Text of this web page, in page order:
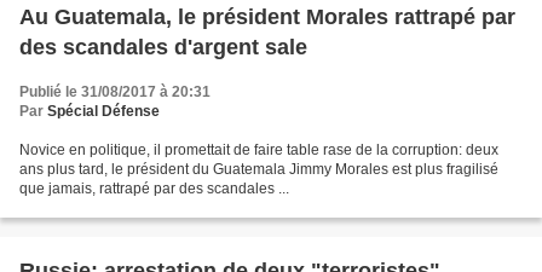
Au Guatemala, le président Morales rattrapé par
des scandales d'argent sale
Publié le 31/08/2017 à 20:31
Par Spécial Défense
Novice en politique, il promettait de faire table rase de la corruption: deux
ans plus tard, le président du Guatemala Jimmy Morales est plus fragilisé
que jamais, rattrapé par des scandales ...